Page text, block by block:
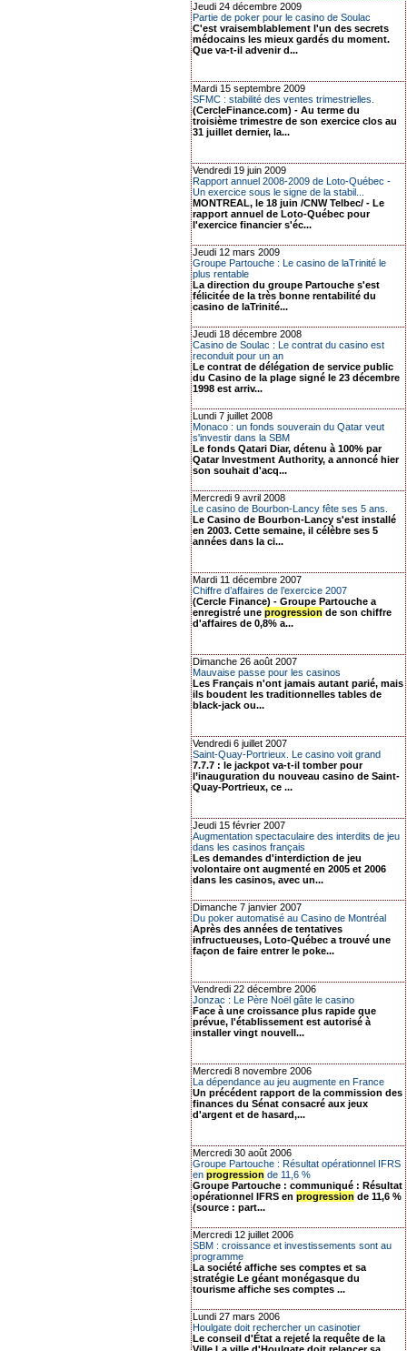
Jeudi 24 décembre 2009
Partie de poker pour le casino de Soulac
C'est vraisemblablement l'un des secrets
médocains les mieux gardés du moment.
Que va-t-il advenir d...
Mardi 15 septembre 2009
SFMC : stabilité des ventes trimestrielles.
(CercleFinance.com) - Au terme du
troisième trimestre de son exercice clos au
31 juillet dernier, la...
Vendredi 19 juin 2009
Rapport annuel 2008-2009 de Loto-Québec -
Un exercice sous le signe de la stabil...
MONTREAL, le 18 juin /CNW Telbec/ - Le
rapport annuel de Loto-Québec pour
l'exercice financier s'éc...
Jeudi 12 mars 2009
Groupe Partouche : Le casino de laTrinité le
plus rentable
La direction du groupe Partouche s'est
félicitée de la très bonne rentabilité du
casino de laTrinité...
Jeudi 18 décembre 2008
Casino de Soulac : Le contrat du casino est
reconduit pour un an
Le contrat de délégation de service public
du Casino de la plage signé le 23 décembre
1998 est arriv...
Lundi 7 juillet 2008
Monaco : un fonds souverain du Qatar veut
s'investir dans la SBM
Le fonds Qatari Diar, détenu à 100% par
Qatar Investment Authority, a annoncé hier
son souhait d'acq...
Mercredi 9 avril 2008
Le casino de Bourbon-Lancy fête ses 5 ans.
Le Casino de Bourbon-Lancy s'est installé
en 2003. Cette semaine, il célèbre ses 5
années dans la ci...
Mardi 11 décembre 2007
Chiffre d’affaires de l’exercice 2007
(Cercle Finance) - Groupe Partouche a
enregistré une progression de son chiffre
d'affaires de 0,8% a...
Dimanche 26 août 2007
Mauvaise passe pour les casinos
Les Français n'ont jamais autant parié, mais
ils boudent les traditionnelles tables de
black-jack ou...
Vendredi 6 juillet 2007
Saint-Quay-Portrieux. Le casino voit grand
7.7.7 : le jackpot va-t-il tomber pour
l’inauguration du nouveau casino de Saint-
Quay-Portrieux, ce ...
Jeudi 15 février 2007
Augmentation spectaculaire des interdits de jeu
dans les casinos français
Les demandes d'interdiction de jeu
volontaire ont augmenté en 2005 et 2006
dans les casinos, avec un...
Dimanche 7 janvier 2007
Du poker automatisé au Casino de Montréal
Après des années de tentatives
infructueuses, Loto-Québec a trouvé une
façon de faire entrer le poke...
Vendredi 22 décembre 2006
Jonzac : Le Père Noël gâte le casino
Face à une croissance plus rapide que
prévue, l'établissement est autorisé à
installer vingt nouvell...
Mercredi 8 novembre 2006
La dépendance au jeu augmente en France
Un précédent rapport de la commission des
finances du Sénat consacré aux jeux
d'argent et de hasard,...
Mercredi 30 août 2006
Groupe Partouche : Résultat opérationnel IFRS
en progression de 11,6 %
Groupe Partouche : communiqué : Résultat
opérationnel IFRS en progression de 11,6 %
(source : part...
Mercredi 12 juillet 2006
SBM : croissance et investissements sont au
programme
La société affiche ses comptes et sa
stratégie Le géant monégasque du
tourisme affiche ses comptes ...
Lundi 27 mars 2006
Houlgate doit rechercher un casinotier
Le conseil d'État a rejeté la requête de la